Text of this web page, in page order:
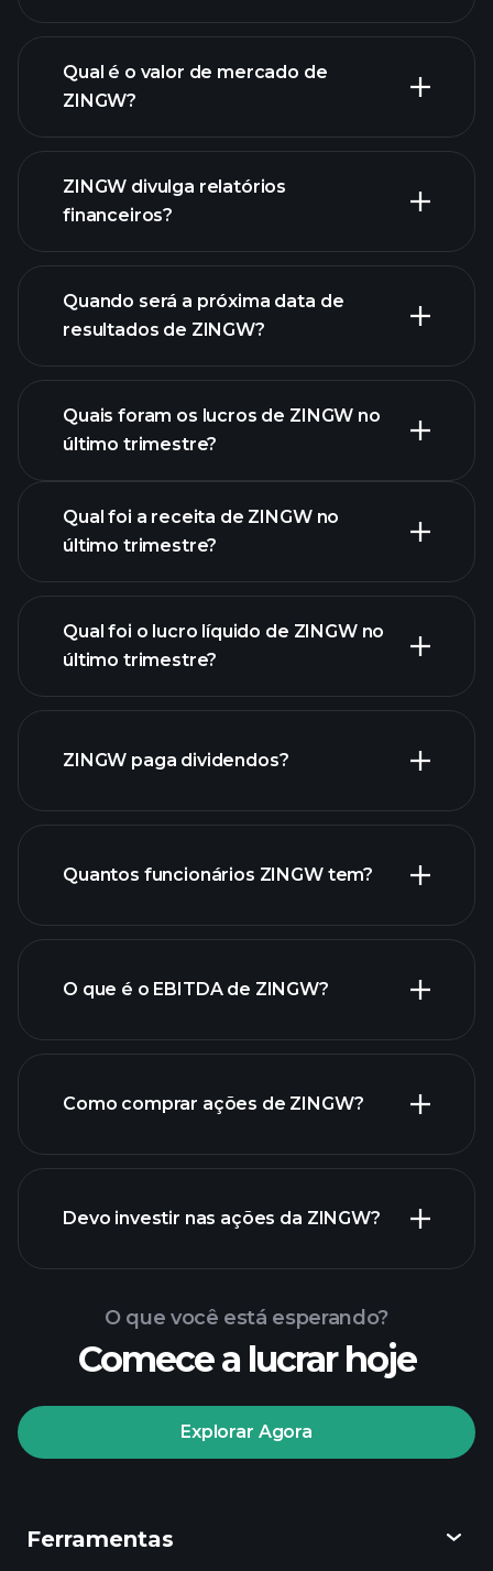
de ZINGW.
Qual é o valor de mercado de
ZINGW?
nossa lista de
ações
ZINGW divulga relatórios
financeiros?
finanças
de ZINGW
Quando será a próxima data de
resultados de ZINGW?
Quais foram os lucros de ZINGW no
último trimestre?
lucros de
ZINGW
Qual foi a receita de ZINGW no
último trimestre?
relatórios financeiros de ZINGW
Qual foi o lucro líquido de ZINGW no
último trimestre?
ZINGW
ZINGW paga dividendos?
ações de alto dividendo
Quantos funcionários ZINGW tem?
maiores
O que é o EBITDA de ZINGW?
Como comprar ações de ZINGW?
torneios Playtrade
corretor recomendado
Devo investir nas ações da ZINGW?
O que você está esperando?
Comece a lucrar hoje
Explorar Agora
Ferramentas